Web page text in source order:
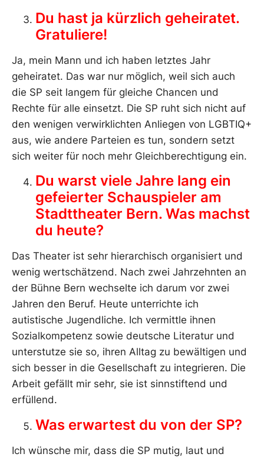
Du hast ja kürzlich geheiratet.
Gratuliere!
Ja, mein Mann und ich haben letztes Jahr
geheiratet. Das war nur möglich, weil sich auch
die SP seit langem für gleiche Chancen und
Rechte für alle einsetzt. Die SP ruht sich nicht auf
den wenigen verwirklichten Anliegen von LGBTIQ+
aus, wie andere Parteien es tun, sondern setzt
sich weiter für noch mehr Gleichberechtigung ein.
Du warst viele Jahre lang ein
gefeierter Schauspieler am
Stadttheater Bern. Was machst
du heute?
Das Theater ist sehr hierarchisch organisiert und
wenig wertschätzend. Nach zwei Jahrzehnten an
der Bühne Bern wechselte ich darum vor zwei
Jahren den Beruf. Heute unterrichte ich
autistische Jugendliche. Ich vermittle ihnen
Sozialkompetenz sowie deutsche Literatur und
unterstutze sie so, ihren Alltag zu bewältigen und
sich besser in die Gesellschaft zu integrieren. Die
Arbeit gefällt mir sehr, sie ist sinnstiftend und
erfüllend.
Was erwartest du von der SP?
Ich wünsche mir, dass die SP mutig, laut und